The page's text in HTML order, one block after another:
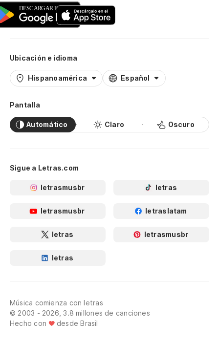
Ubicación e idioma
Hispanoamérica Español
Pantalla
Automático Claro Oscuro
Sigue a Letras.com
letrasmusbr letras
letrasmusbr letraslatam
letras letrasmusbr
letras
Música comienza con letras
© 2003 - 2026, 3.8 millones de canciones
Hecho con
desde Brasil